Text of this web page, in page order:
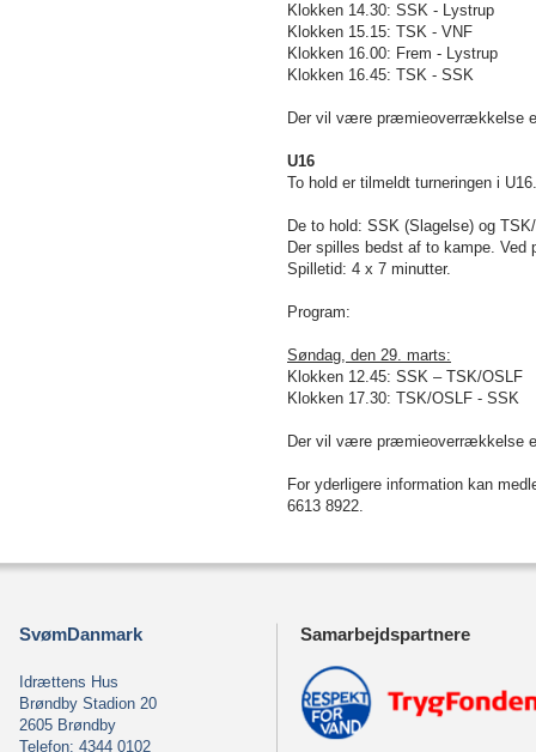
Klokken 14.30: SSK - Lystrup
Klokken 15.15: TSK - VNF
Klokken 16.00: Frem - Lystrup
Klokken 16.45: TSK - SSK
Der vil være præmieoverrækkelse
U16
To hold er tilmeldt turneringen i U16.
De to hold: SSK (Slagelse) og
Der spilles bedst af to kampe.
Spilletid: 4 x 7 minutter.
Program:
Søndag, den 29. marts:
Klokken 12.45: SSK – TSK/OSLF
Klokken 17.30: TSK/OSLF - SSK
Der vil være præmieoverrækkelse
For yderligere information kan
6613 8922.
SvømDanmark
Idrættens Hus
Brøndby Stadion 20
2605 Brøndby
Telefon: 4344 0102
Samarbejdspartnere